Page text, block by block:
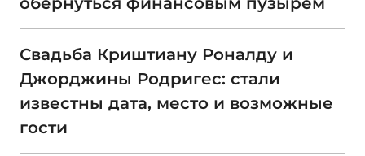
Свадьба Криштиану Роналду и
Джорджины Родригес: стали
известны дата, место и возможные
гости